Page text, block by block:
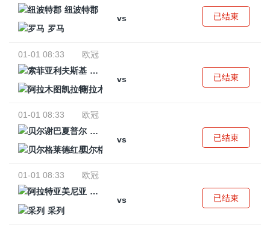
纽波特郡
vs
罗马
已结束
01-01 08:33
欧冠
索菲亚利夫斯基
vs
阿拉木图凯拉特
已结束
01-01 08:33
欧冠
贝尔谢巴夏普尔
vs
贝尔格莱德红星
已结束
01-01 08:33
欧冠
阿拉特亚美尼亚
vs
采列
已结束